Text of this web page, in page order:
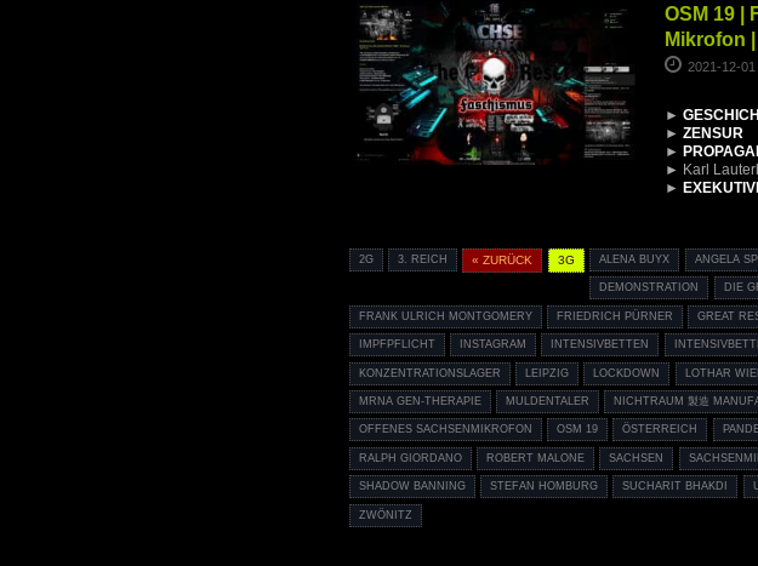
OSM 19 |
Mikrofon
2021-12-
►
► ZENSUR
►
► Karl
►
2G 3. REICH « ZURÜCK 3G ALENA BUYX ANGELA
DEMONSTRATION DIE
FRANK ULRICH MONTGOMERY FRIEDRICH PÜRNER GREAT
IMPFPFLICHT INSTAGRAM INTENSIVBETTEN
KONZENTRATIONSLAGER LEIPZIG LOCKDOWN LOTHAR
MRNA GEN-THERAPIE MULDENTALER NICHTRAUM 製造
OFFENES SACHSENMIKROFON OSM 19 ÖSTERREICH
RALPH GIORDANO ROBERT MALONE SACHSEN
SHADOW BANNING STEFAN HOMBURG SUCHARIT BHAKDI
ZWÖNITZ